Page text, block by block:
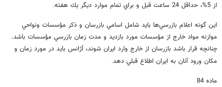
از 5%، حداقل 24 ساعت قبل و براي تمام موارد ديگر يك هفته
.
اين گونه اعلام بازرسي‌ها بايد شامل اسامي بازرسان و ذكر مؤسسات ونواحي
موازنه مواد خارج از مؤسسات مورد بازديد و مدت زمان بازرسي مؤسسات باشد.
چنانچه قرار باشد بازرسان از خارج وارد ايران شوند، آژانس بايد در مورد زمان و
مكان ورود آنان به ايران اطلاع قبلي دهد.
ماده 84